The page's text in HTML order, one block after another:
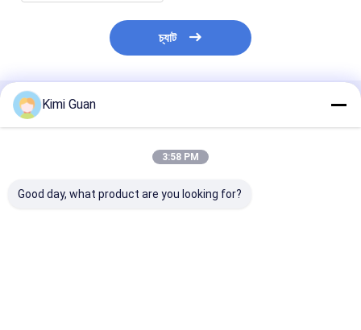
চ্যাট
প্রস্তাবিত পণ্য
Kimi Guan
3:58 PM
Good day, what product are you looking for?